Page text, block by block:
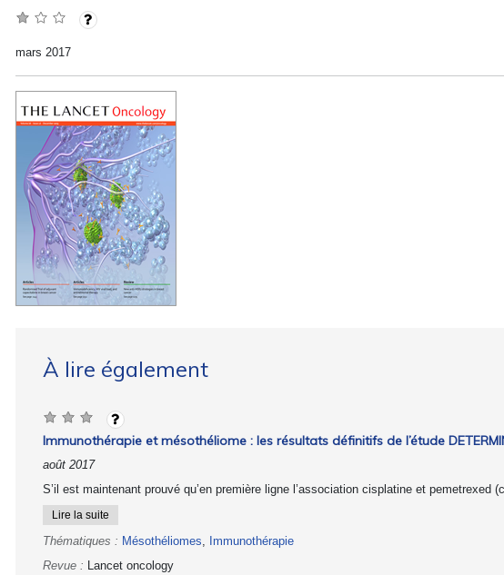
mars 2017
À lire également
Immunothérapie et mésothéliome : les résultats définitifs de l’étude
août 2017
S’il est maintenant prouvé qu’en première ligne l’association cisplatine et pemetrexed
Lire la suite
Thématiques : Mésothéliomes
Immunothérapie
Revue : Lancet oncology